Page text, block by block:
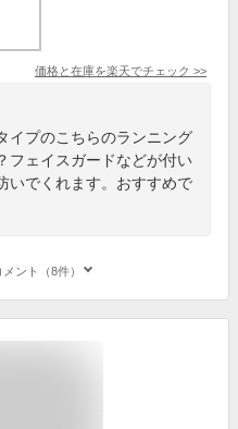
価格と在庫を楽天でチェック >>
イプのこちらのランニング
フェイスガードなどが付い
いでくれます。おすすめで
ント（8件）